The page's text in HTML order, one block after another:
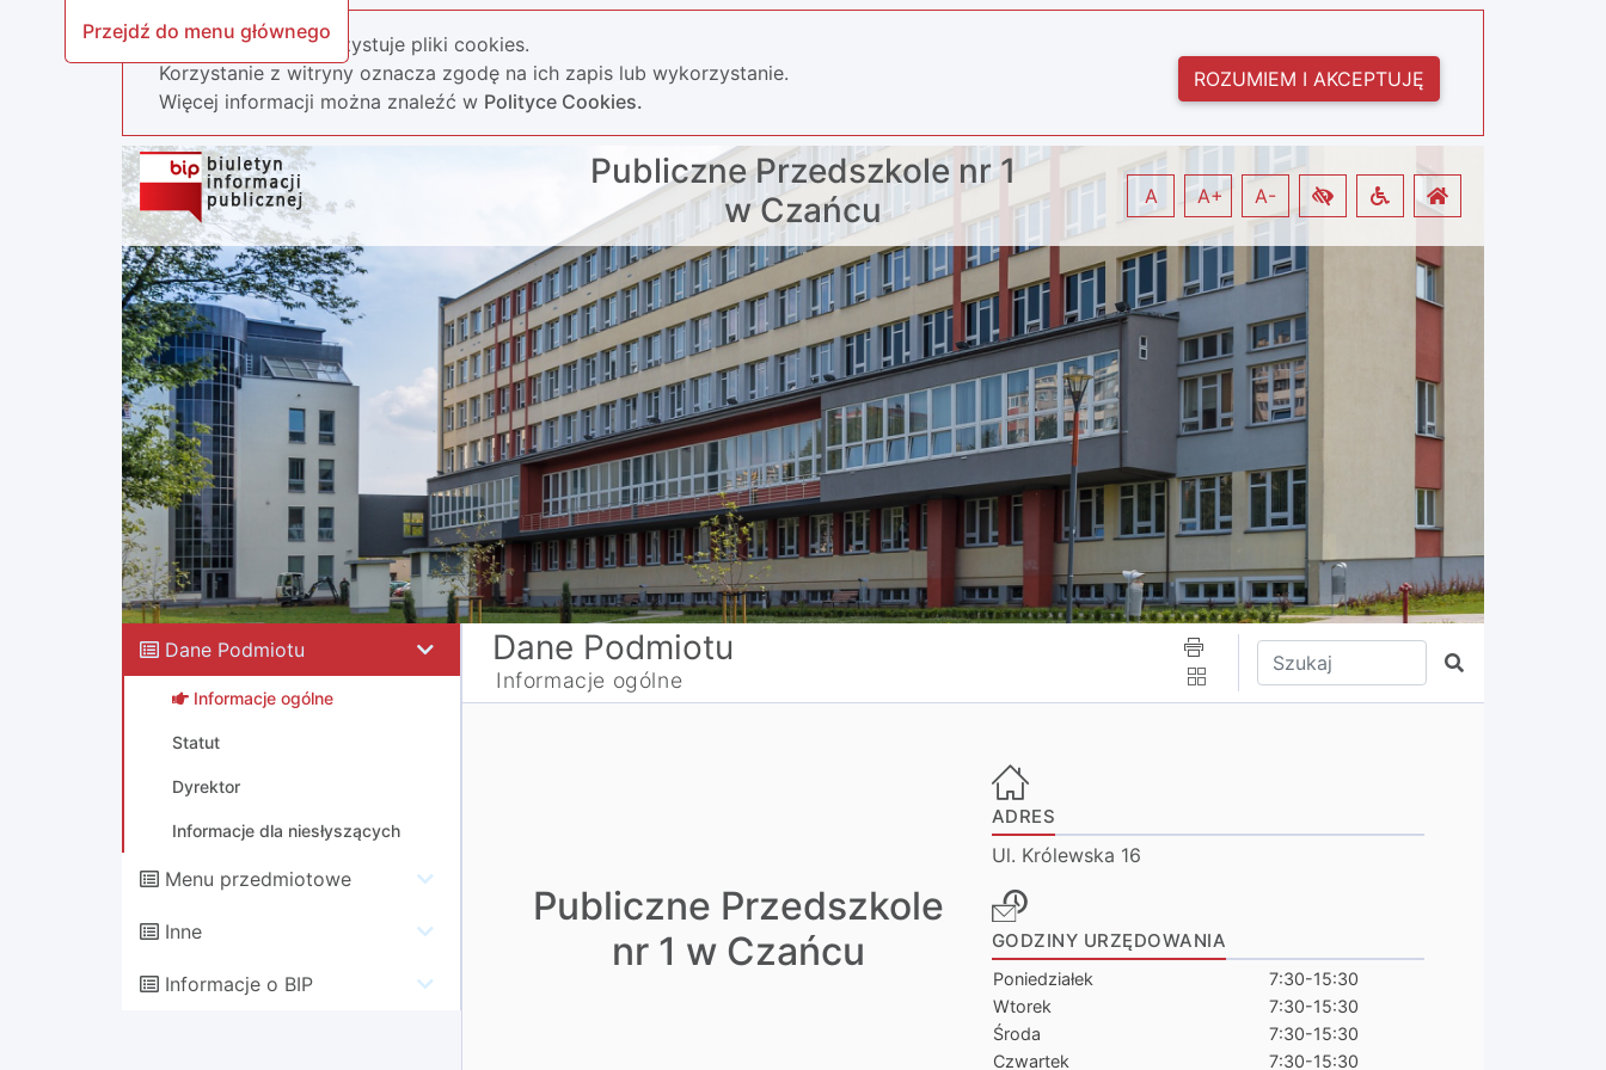
Przejdź do menu głównego
Nasza strona wykorzystuje pliki cookies.
Korzystanie z witryny oznacza zgodę na ich zapis lub wykorzystanie.
Więcej informacji można znaleźć w Polityce Cookies.
ROZUMIEM I AKCEPTUJĘ
Publiczne Przedszkole nr 1
w Czańcu
A A+ A-
Dane Podmiotu
Informacje ogólne
Statut
Dyrektor
Informacje dla niesłyszących
Menu przedmiotowe
Inne
Informacje o BIP
Dane Podmiotu
Informacje ogólne
Wpisz tekst do wyszukania
Szukaj
Publiczne Przedszkole
nr 1 w Czańcu
ADRES
Ul. Królewska 16
GODZINY URZĘDOWANIA
Poniedziałek
7:30-15:30
Wtorek
7:30-15:30
Środa
7:30-15:30
Czwartek
7:30-15:30